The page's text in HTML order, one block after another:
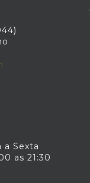
a Sexta
as 21:30